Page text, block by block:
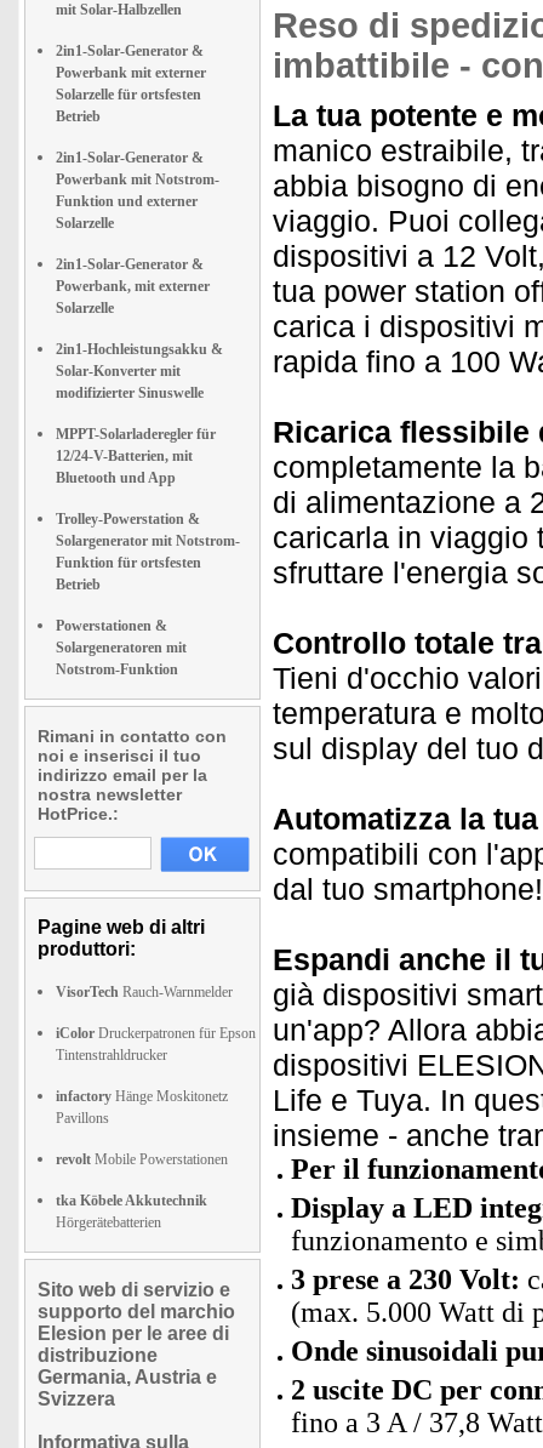
mit Solar-Halbzellen
2in1-Solar-Generator &
Powerbank mit externer
Solarzelle für ortsfesten
Betrieb
2in1-Solar-Generator &
Powerbank mit Notstrom-
Funktion und externer
Solarzelle
2in1-Solar-Generator &
Powerbank, mit externer
Solarzelle
2in1-Hochleistungsakku &
Solar-Konverter mit
modifizierter Sinuswelle
MPPT-Solarladeregler für
12/24-V-Batterien, mit
Bluetooth und App
Trolley-Powerstation &
Solargenerator mit Notstrom-
Funktion für ortsfesten
Betrieb
Powerstationen &
Solargeneratoren mit
Notstrom-Funktion
Rimani in contatto con
noi e inserisci il tuo
indirizzo email per la
nostra newsletter
HotPrice.:
Pagine web di altri
produttori:
VisorTech Rauch-Warnmelder
iColor Druckerpatronen für Epson
Tintenstrahldrucker
infactory Hänge Moskitonetz
Pavillons
revolt Mobile Powerstationen
tka Köbele Akkutechnik
Hörgerätebatterien
Sito web di servizio e
supporto del marchio
Elesion per le aree di
distribuzione
Germania, Austria e
Svizzera
Informativa sulla
Reso di
imbattibile -
La tua potente e
manico estraibile,
abbia bisogno di
viaggio. Puoi
dispositivi a 12
tua power station
carica i dispositivi
rapida fino a 100
Ricarica flessibile
completamente la
di alimentazione a
caricarla in viaggio
sfruttare l'energia
Controllo totale
Tieni d'occhio
temperatura e
sul display del tuo
Automatizza la
compatibili con
dal tuo
Espandi anche il
già dispositivi
un'app? Allora
dispositivi
Life e Tuya. In
insieme - anche
Per il
Display a LED
funzionamento e
3 prese a 230 Volt:
(max. 5.000 Watt di
Onde sinusoidali
2 uscite DC per
fino a 3 A / 37,8